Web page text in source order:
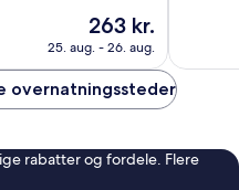
Prisen
263 kr.
263 kr.
25. aug. - 26. aug.
639
overnatningssteder
rabatter og fordele. Flere